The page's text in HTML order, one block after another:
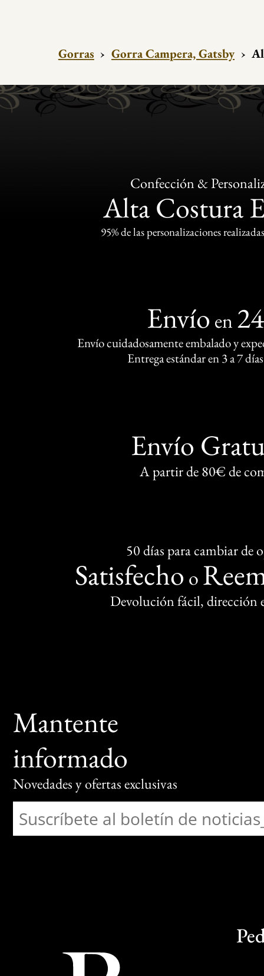
Gorras › Gorra Campera, Gatsby ›
Confección &
Alta Costura
95% de las personalizaciones
Envío en
Envío cuidadosamente embalado y
Entrega estándar en 3 a 7
Envío
A partir de 80€ de
50 días para cambiar de
Satisfecho o
Devolución fácil, dirección
Mantente
informado
Novedades y ofertas exclusivas